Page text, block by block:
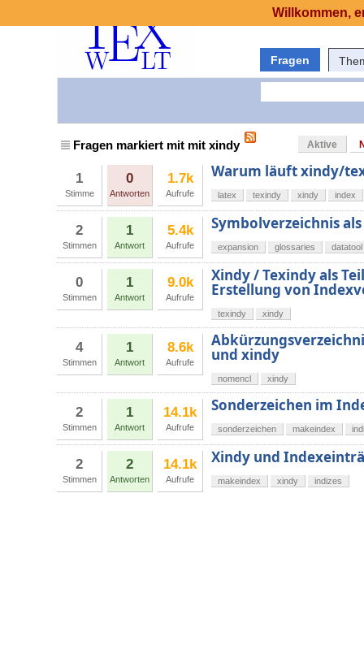
Fragen
Fragen markiert mit mit xindy Aktive
1
Stimme
0
Antworten
1.7k
Aufrufe
Warum läuft xindy/
latex texindy xindy index
2
Stimmen
1
Antwort
5.4k
Aufrufe
Symbolverzeichnis
expansion glossaries datatool
0
Stimmen
1
Antwort
9.0k
Aufrufe
Xindy / Texindy als
Erstellung von
texindy xindy
4
Stimmen
1
Antwort
8.6k
Aufrufe und xindy
nomencl xindy
2
Stimmen
1
Antwort
14.1k
Aufrufe
Sonderzeichen im
sonderzeichen makeindex
2
Stimmen
2
Antworten
14.1k
Aufrufe
Xindy und
makeindex xindy indizes
Willkommen,